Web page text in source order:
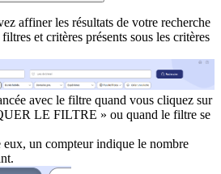
affiner les résultats de votre recherche
et critères présents sous les critères
avec le filtre quand vous cliquez sur
LE FILTRE » ou quand le filtre se
eux, un compteur indique le nombre